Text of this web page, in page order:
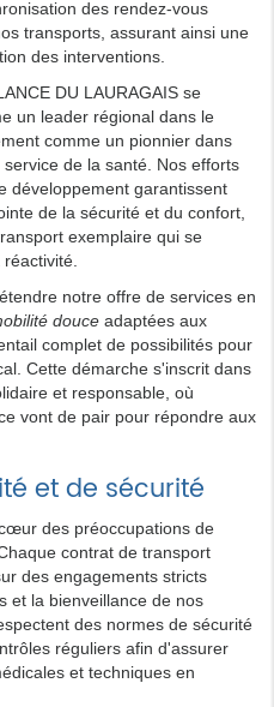
des rendez-vous
transports, assurant ainsi une
des interventions.
DU LAURAGAIS se
un leader régional dans le
comme un pionnier dans
de la santé. Nos efforts
développement garantissent
de la sécurité et du confort,
exemplaire qui se
notre offre de services en
douce adaptées aux
complet de possibilités pour
Cette démarche s'inscrit dans
et responsable, où
vont de pair pour répondre aux
et de sécurité
des préoccupations de
contrat de transport
des engagements stricts
et la bienveillance de nos
des normes de sécurité
réguliers afin d'assurer
et techniques en